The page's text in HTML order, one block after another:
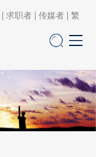
求职者 传媒者 繁